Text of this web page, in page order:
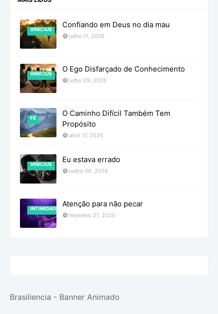
VINICIUS Confiando em Deus no dia mau
julho 11, 2026
VINICIUS O Ego Disfarçado de Conhecimento
julho 29, 2026
FÉ
O Caminho Difícil Também Tem
Propósito
abril 17, 2026
VINICIUS Eu estava errado
junho 06, 2026
INTIMIDADE Atenção para não pecar
fevereiro 21, 2020
Brasiliencia - Banner Animado